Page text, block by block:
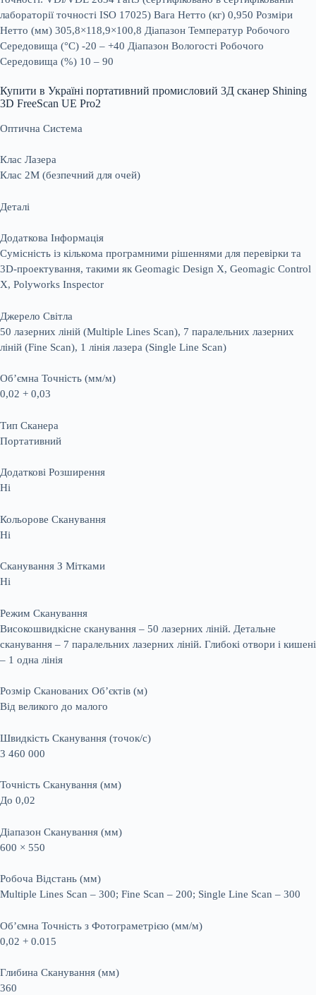
лабораторії точності ISO 17025) Вага Нетто (кг) 0,950 Розміри
Нетто (мм) 305,8×118,9×100,8 Діапазон Температур Робочого
Середовища (°C) -20 – +40 Діапазон Вологості Робочого
Середовища (%) 10 – 90
Купити в Україні портативний промисловий 3Д сканер Shining
3D FreeScan UE Pro2
Оптична Система
Клас Лазера
Клас 2M (безпечний для очей)
Деталі
Додаткова Інформація
Сумісність із кількома програмними рішеннями для перевірки та
3D-проектування, такими як Geomagic Design X, Geomagic Control
X, Polyworks Inspector
Джерело Світла
50 лазерних ліній (Multiple Lines Scan), 7 паралельних лазерних
ліній (Fine Scan), 1 лінія лазера (Single Line Scan)
Об’ємна Точність (мм/м)
0,02 + 0,03
Тип Сканера
Портативний
Додаткові Розширення
Ні
Кольорове Сканування
Ні
Сканування З Мітками
Ні
Режим Сканування
Високошвидкісне сканування – 50 лазерних ліній. Детальне
сканування – 7 паралельних лазерних ліній. Глибокі отвори і кишені
– 1 одна лінія
Розмір Сканованих Об’єктів (м)
Від великого до малого
Швидкість Сканування (точок/с)
3 460 000
Точність Сканування (мм)
До 0,02
Діапазон Сканування (мм)
600 × 550
Робоча Відстань (мм)
Multiple Lines Scan – 300; Fine Scan – 200; Single Line Scan – 300
Об’ємна Точність з Фотограметрією (мм/м)
0,02 + 0.015
Глибина Сканування (мм)
360